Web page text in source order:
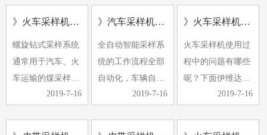
》火车采样机的应用及形式
螺旋钻式采样系统
通常用于汽车、火
车运输的煤采样。
螺旋钻采样机具有
2019-7-16
》汽车采样机常见的故障有哪些
全自动智能采样系
统的工作流程全部
自动化，车辆自动
定位，计算机控制
2019-7-16
》火车采样机使用过程中的问题
火车采样机使用过
程中的问题有哪些
呢？下面伊维达小
编带大家了解下。
2019-7-16